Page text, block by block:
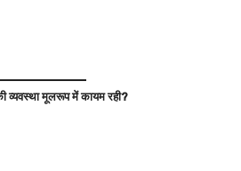
मूलरूप में कायम रही?